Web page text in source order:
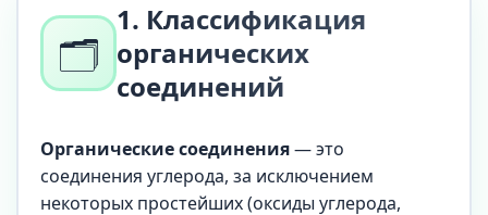
🗂️
1. Классификация
органических
соединений
Органические соединения— это
соединения углерода, за исключением
некоторых простейших (оксиды углерода,